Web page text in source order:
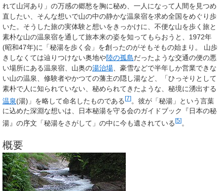
れて山河あり」の万感の郷愁を胸に秘め、一人になって人間を見つめ
直したい、そんな想いで山の中の静かな温泉宿を求め全国をめぐり歩
いた。そうした旅の実体験と想いをきっかけに、不便な山を歩く旅と
素朴な山の温泉宿を通して旅本来の姿を知ってもらおうと、1972年
(昭和47年)に「秘湯を歩く会」を創ったのがそもそもの始まり。 山歩
きしなくては辿りつけない奥地や陸の孤島だったような交通の便の悪
い場所にある温泉宿、山奥の湯治場 、豪雪などで半年しか営業できな
い山の温泉、修験者やかつての藩主の隠し湯など、「ひっそりとして
素朴で人に知られていない、秘められてきたような、秘境に湧出する
温泉(湯)」を略して命名したものである[7]
。彼が「秘湯」という言葉
に込めた深淵な想いは、日本秘湯を守る会のガイドブック『日本の秘
湯』の序文「秘湯をさがして」の中に今も遺されている [5] 。
概要